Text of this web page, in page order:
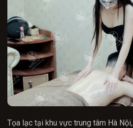
Tọa lạc tại khu vực trung tâm Hà Nội,